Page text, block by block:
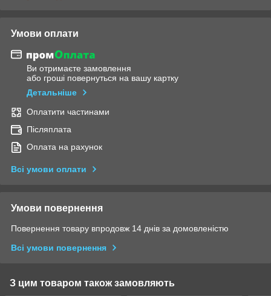
Умови оплати
Ви отримаєте замовлення
або гроші повернуться на вашу картку
Детальніше
Оплатити частинами
Післяплата
Оплата на рахунок
Всі умови оплати
Умови повернення
Повернення товару впродовж 14 днів за домовленістю
Всі умови повернення
З цим товаром також замовляють